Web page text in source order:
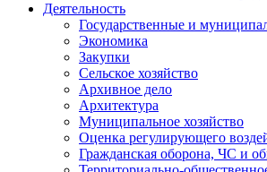
Деятельность
Государственные и
Экономика
Закупки
Сельское хозяйство
Архивное дело
Архитектура
Муниципальное хозяйство
Оценка регулирующего
Гражданская оборона, ЧС и